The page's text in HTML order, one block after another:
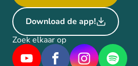
Download de app!
Zoek elkaar op